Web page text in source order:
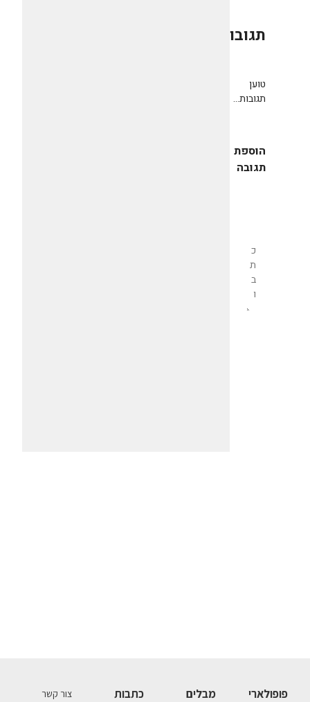
תגובות
טוען
תגובות...
הוספת
תגובה
פופולארי
מבלים
כתבות
צור קשר